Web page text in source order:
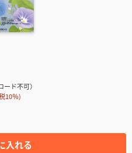
ド不可）
10％)
入れる